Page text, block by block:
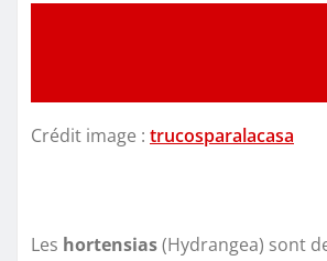
Crédit image : trucosparalacasa
Les hortensias(Hydrangea) sont